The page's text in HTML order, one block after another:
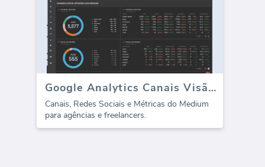
Google Analytics Canais Visão Geral
Canais, Redes Sociais e Métricas do Medium
para agências e freelancers.